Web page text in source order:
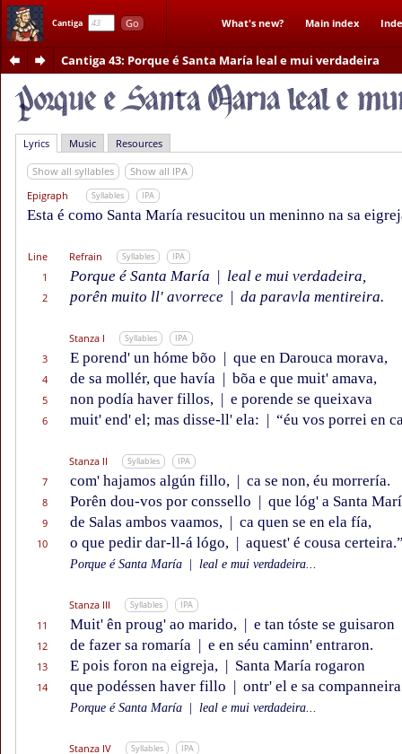
Cantiga Go What's new? Main index
Cantiga 43: Porque é Santa María leal e mui verdadeira
Lyrics Music Resources
Show all syllables
Show all IPA
Epigraph
Syllables IPA
Esta é como Santa María resucitou un meninno na sa
Line Refrain Syllables IPA
1 Porque é Santa María | leal e mui verdadeira,
2 porên muito ll' avorrece | da paravla mentireira.
Stanza I Syllables IPA
3 E porend' un hóme bõo | que en Darouca morava,
4 de sa mollér, que havía | bõa e que muit' amava,
5 non podía haver fillos, | e porende se queixava
6 muit' end' el; mas disse-ll' ela: | “éu vos porrei en
Stanza II Syllables IPA
7 com' hajamos algún fillo, | ca se non, éu morrería.
8 Porên dou-vos por conssello | que lóg' a Santa
9 de Salas ambos vaamos, | ca quen se en ela fía,
10 o que pedir dar-ll-á lógo, | aquest' é cousa
Porque é Santa María leal e mui verdadeira...
Stanza III Syllables IPA
11 Muit' ên proug' ao marido, | e tan tóste se guisaron
12 de fazer sa romaría | e en séu caminn' entraron.
13 E pois foron na eigreja, | Santa María rogaron
14 que podéssen haver fillo | ontr' el e sa
Porque é Santa María leal e mui verdadeira...
Stanza IV Syllables IPA